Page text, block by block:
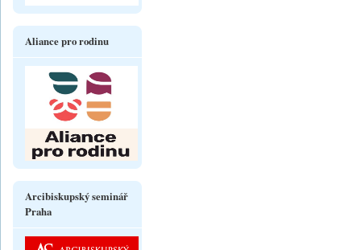
Aliance pro rodinu
Arcibiskupský seminář
Praha